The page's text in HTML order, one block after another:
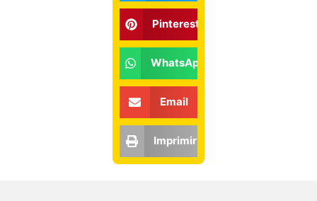
Pinterest
WhatsApp
Email
Imprimir